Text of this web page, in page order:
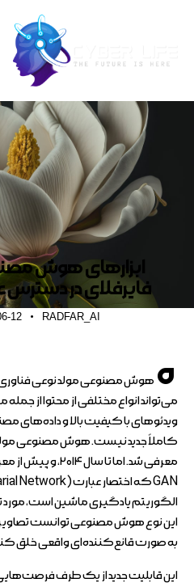
برترین ها
ابزارهای هوش
فایرفلای در
RADFAR_AI
12
ه هوش مصنوعی مولد نوعی
می‌تواند انواع مختلفی از محتوا از جمله
ویدئوهای با کیفیت بالا و داده‌های
معرفی شد. اما تا
الگوریتم یادگیری ماشین است، مورد
این نوع هوش مصنوعی توانست تصاویر،
به صورت قانع‌کننده‌ای واقعی خلق
این قابلیت جدید از یک طرف